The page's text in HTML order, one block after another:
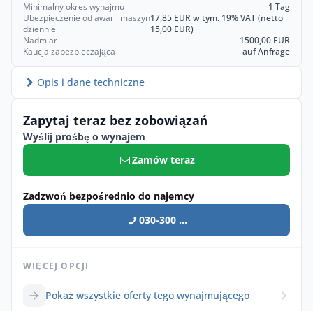
Minimalny okres wynajmu
1 Tag
Ubezpieczenie od awarii maszyn
dziennie
17,85 EUR w tym. 19% VAT (netto
15,00 EUR)
Nadmiar
1500,00 EUR
Kaucja zabezpieczająca
auf Anfrage
Opis i dane techniczne
Zapytaj teraz bez zobowiązań
Wyślij prośbę o wynajem
Zamów teraz
Zadzwoń bezpośrednio do najemcy
030-300 ...
WIĘCEJ OPCJI
Pokaż wszystkie oferty tego wynajmującego